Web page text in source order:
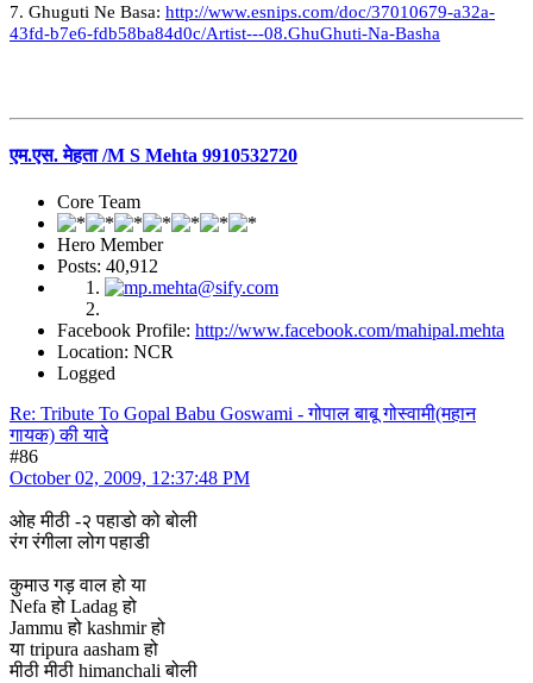
7. Ghuguti Ne Basa: http://www.esnips.com/doc/37010679-a32a-
43fd-b7e6-fdb58ba84d0c/Artist---08.GhuGhuti-Na-Basha
एम.एस. मेहता /M S Mehta 9910532720
Core Team
Hero Member
Posts: 40,912
Facebook Profile: http://www.facebook.com/mahipal.mehta
Location: NCR
Logged
Re: Tribute To Gopal Babu Goswami - गोपाल बाबू गोस्वामी(महान
गायक) की यादे
#86
October 02, 2009, 12:37:48 PM
ओह मीठी -२ पहाडो को बोली
रंग रंगीला लोग पहाडी
कुमाउ गड़ वाल हो या
Nefa हो Ladag हो
Jammu हो kashmir हो
या tripura aasham हो
मीठी मीठी himanchali बोली